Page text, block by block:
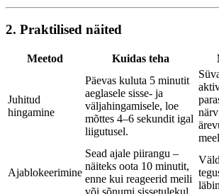
2. Praktilised näited
Meetod Kuidas teha
Juhitud
hingamine
Päevas kuluta 5 minutit
aeglasele sisse- ja
väljahingamisele, loe
mõttes 4–6 sekundit igal
liigutusel.
Ajablokeerimine
Sead ajale piirangu –
näiteks oota 10 minutit,
enne kui reageerid meili